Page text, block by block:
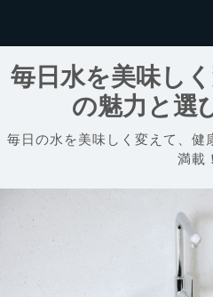
毎日水を美味し
の魅力と選
毎日の水を美味しく変えて、健
満載！